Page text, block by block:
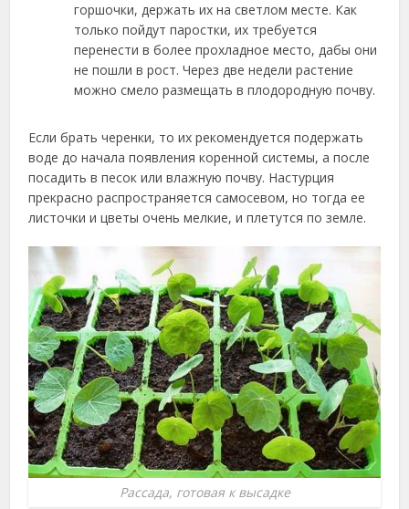
горшочки, держать их на светлом месте. Как
только пойдут паростки, их требуется
перенести в более прохладное место, дабы они
не пошли в рост. Через две недели растение
можно смело размещать в плодородную почву.
Если брать черенки, то их рекомендуется подержать
воде до начала появления коренной системы, а после
посадить в песок или влажную почву. Настурция
прекрасно распространяется самосевом, но тогда ее
листочки и цветы очень мелкие, и плетутся по земле.
Рассада, готовая к высадке